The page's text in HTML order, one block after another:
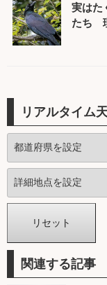
実はた
たち
リアルタイム
関連する記事